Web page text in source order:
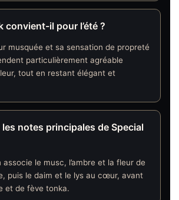
convient-il pour l’été ?
musquée et sa sensation de propreté
particulièrement agréable
tout en restant élégant et
notes principales de Special
le musc, l’ambre et la fleur de
puis le daim et le lys au cœur, avant
et de fève tonka.